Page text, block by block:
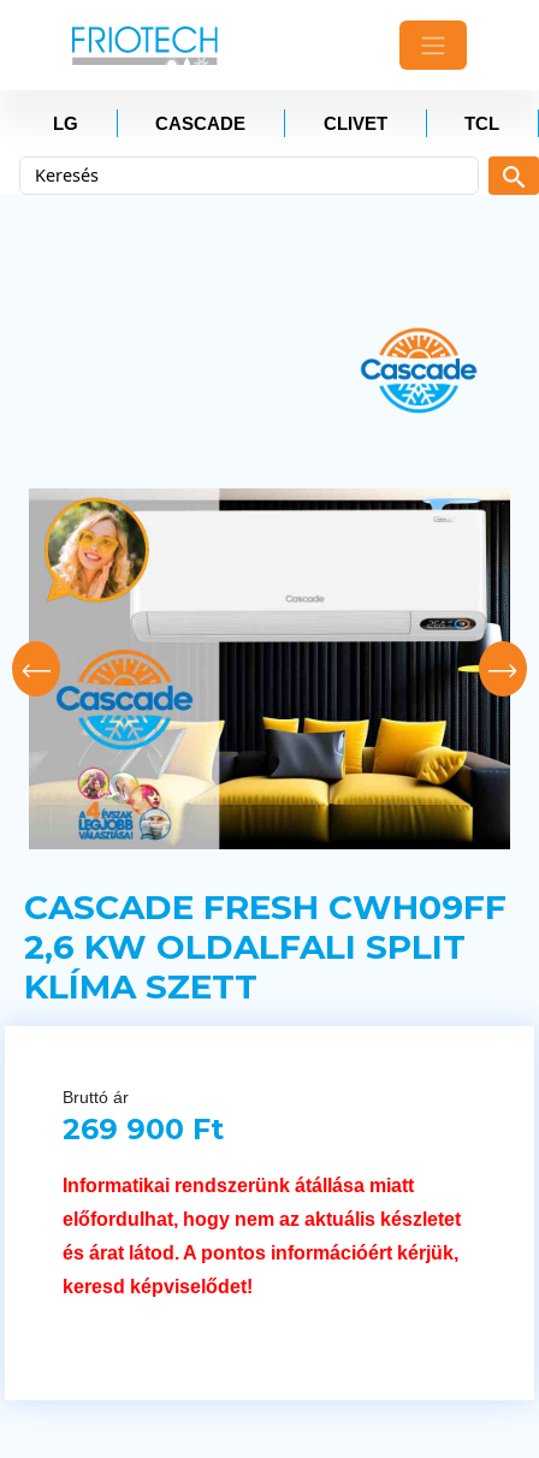
LG CASCADE CLIVET TCL
CASCADE FRESH CWH09FF
2,6 KW OLDALFALI SPLIT
KLÍMA SZETT
Bruttó ár
269 900 Ft
Informatikai rendszerünk átállása miatt
előfordulhat, hogy nem az aktuális készletet
és árat látod. A pontos információért kérjük,
keresd képviselődet!